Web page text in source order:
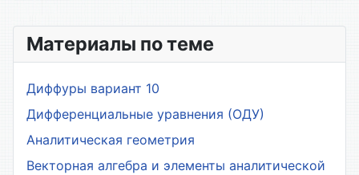
Материалы по теме
Диффуры вариант 10
Дифференциальные уравнения (ОДУ)
Аналитическая геометрия
Векторная алгебра и элементы аналитической